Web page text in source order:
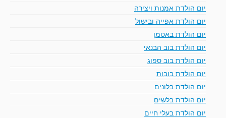
יום הולדת אמנות ויצירה
יום הולדת אפייה ובישול
יום הולדת באטמן
יום הולדת בוב הבנאי
יום הולדת בוב ספוג
יום הולדת בובות
יום הולדת בלונים
יום הולדת בלשים
יום הולדת בעלי חיים